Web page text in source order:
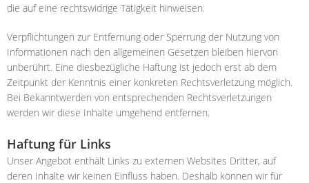
die auf eine rechtswidrige Tätigkeit hinweisen.
Verpflichtungen zur Entfernung oder Sperrung der Nutzung von
Informationen nach den allgemeinen Gesetzen bleiben hiervon
unberührt. Eine diesbezügliche Haftung ist jedoch erst ab dem
Zeitpunkt der Kenntnis einer konkreten Rechtsverletzung möglich.
Bei Bekanntwerden von entsprechenden Rechtsverletzungen
werden wir diese Inhalte umgehend entfernen.
Haftung für Links
Unser Angebot enthält Links zu externen Websites Dritter, auf
deren Inhalte wir keinen Einfluss haben. Deshalb können wir für